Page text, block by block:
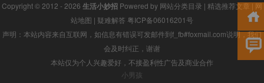
Copyright © 2012 - 2026 生活小妙招 Powered by 网站分类目录 | 精选推荐文章|网
站地图 | 疑难解答 粤ICP备06016201号
声明：本站内容来自互联网，如信息有错误可发邮件到f_fb#foxmail.com说明，我们
会及时纠正，谢谢
本站仅为个人兴趣爱好，不接盈利性广告及商业合作
小男孩